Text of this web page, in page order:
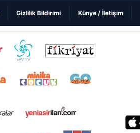
Gizlilik Bildirimi Künye / İletişim